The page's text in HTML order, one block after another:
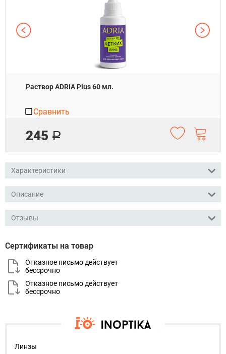
Раствор ADRIA Plus 60 мл.
245 Р
Сравнить
Характеристики
Описание
Отзывы
Сертификаты на товар
Отказное письмо действует
бессрочно
Отказное письмо действует
бессрочно
Линзы